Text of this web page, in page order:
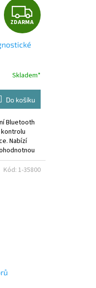
Z
D
R
M
A
ZDARMA
Skladem*
Do košíku
Bluetooth
Nabízí
Kód: 1-35800